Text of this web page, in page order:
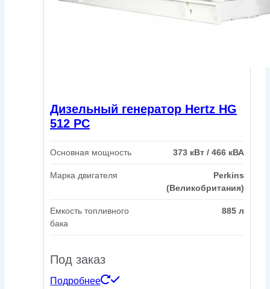
Дизельный генератор Hertz HG
512 PC
Основная мощность 373 кВт / 466 кВА
Марка двигателя
Perkins
(Великобритания)
Емкость топливного
бака
885 л
Под заказ
Подробнее